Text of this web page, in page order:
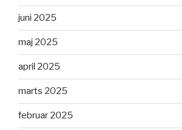
juni 2025
maj 2025
april 2025
marts 2025
februar 2025